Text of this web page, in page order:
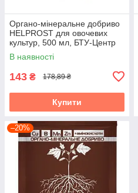
Органо-мінеральне добриво
HELPROST для овочевих
культур, 500 мл, БТУ-Центр
В наявності
143 ₴ 178,89 ₴
Купити
–20%